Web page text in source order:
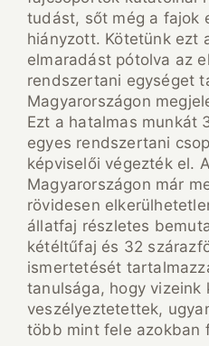
tudást, sőt még a fajok
hiányzott. Kötetünk ezt
elmaradást pótolva az
rendszertani egységet
Magyarországon
Ezt a hatalmas munkát
egyes rendszertani
képviselői végezték el.
Magyarországon már
rövidesen
állatfaj részletes
kétéltűfaj és 32
ismertetését
tanulsága, hogy vizeink
veszélyeztetettek,
több mint fele azokban